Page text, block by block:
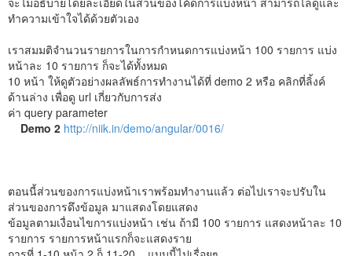
ทำความเข้าใจได้ด้วยตัวเอง
เราสมมติจำนวนรายการในการกำหนดการแบ่งหน้า 100 รายการ แบ่ง
หน้าละ 10 รายการ ก็จะได้ทั้งหมด
10 หน้า ให้ดูตัวอย่างผลลัพธ์การทำงานได้ที่ demo 2 หรือ คลิกที่ลิ้งค์
ด้านล่าง เพื่อดู url เกี่ยวกับการส่ง
ค่า query parameter
Demo 2 http://niik.in/demo/angular/0016/
ตอนนี้ส่วนของการแบ่งหน้าเราพร้อมทำงานแล้ว ต่อไปเราจะปรับใน
ส่วนของการดึงข้อมูล มาแสดงโดยแสดง
ข้อมูลตามเงื่อนไขการแบ่งหน้า เช่น ถ้ามี 100 รายการ แสดงหน้าละ 10
รายการ รายการหน้าแรกก็จะแสดงราย